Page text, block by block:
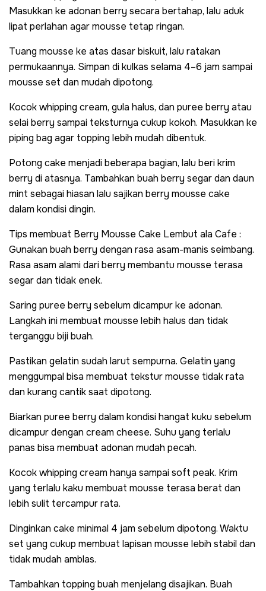
Masukkan ke adonan berry secara bertahap, lalu aduk
lipat perlahan agar mousse tetap ringan.
Tuang mousse ke atas dasar biskuit, lalu ratakan
permukaannya. Simpan di kulkas selama 4–6 jam sampai
mousse set dan mudah dipotong.
Kocok whipping cream, gula halus, dan puree berry atau
selai berry sampai teksturnya cukup kokoh. Masukkan ke
piping bag agar topping lebih mudah dibentuk.
Potong cake menjadi beberapa bagian, lalu beri krim
berry di atasnya. Tambahkan buah berry segar dan daun
mint sebagai hiasan lalu sajikan berry mousse cake
dalam kondisi dingin.
Tips membuat Berry Mousse Cake Lembut ala Cafe :
Gunakan buah berry dengan rasa asam-manis seimbang.
Rasa asam alami dari berry membantu mousse terasa
segar dan tidak enek.
Saring puree berry sebelum dicampur ke adonan.
Langkah ini membuat mousse lebih halus dan tidak
terganggu biji buah.
Pastikan gelatin sudah larut sempurna. Gelatin yang
menggumpal bisa membuat tekstur mousse tidak rata
dan kurang cantik saat dipotong.
Biarkan puree berry dalam kondisi hangat kuku sebelum
dicampur dengan cream cheese. Suhu yang terlalu
panas bisa membuat adonan mudah pecah.
Kocok whipping cream hanya sampai soft peak. Krim
yang terlalu kaku membuat mousse terasa berat dan
lebih sulit tercampur rata.
Dinginkan cake minimal 4 jam sebelum dipotong. Waktu
set yang cukup membuat lapisan mousse lebih stabil dan
tidak mudah amblas.
Tambahkan topping buah menjelang disajikan. Buah